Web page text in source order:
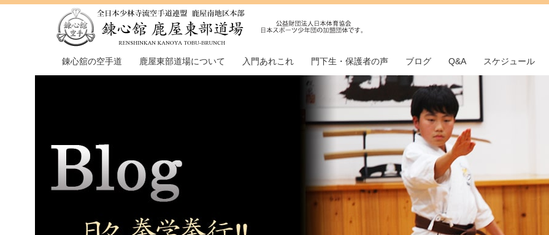
錬心舘の空手道 鹿屋東部道場について 入門あれこれ 門下生・保護者の声 ブログ Q&A スケジュール